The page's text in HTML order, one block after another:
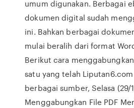
umum digunakan. Berbagai
dokumen digital sudah
ini. Bahkan berbagai
mulai beralih dari format
Berikut cara
satu yang telah
berbagai sumber, Selasa (29/
Menggabungkan File PDF